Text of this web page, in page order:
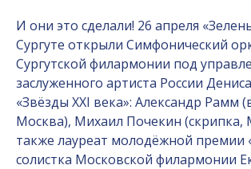
И они это сделали! 26 апреля
Сургуте открыли Симфонический
Сургутской филармонии под
заслуженного артиста России
«Звёзды XXI века»: Александр Рамм
Москва), Михаил Почекин (скрипка,
также лауреат молодёжной премии
солистка Московской филармонии